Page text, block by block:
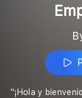
"¡Hola y